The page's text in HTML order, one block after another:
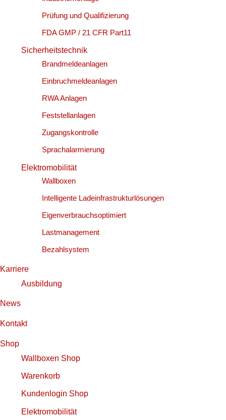
Prüfung und Qualifizierung
FDA GMP / 21 CFR Part11
Sicherheitstechnik
Brandmeldeanlagen
Einbruchmeldeanlagen
RWA Anlagen
Feststellanlagen
Zugangskontrolle
Sprachalarmierung
Elektromobilität
Wallboxen
Intelligente Ladeinfrastrukturlösungen
Eigenverbrauchsoptimiert
Lastmanagement
Bezahlsystem
Karriere
Ausbildung
News
Kontakt
Shop
Wallboxen Shop
Warenkorb
Kundenlogin Shop
Elektromobilität